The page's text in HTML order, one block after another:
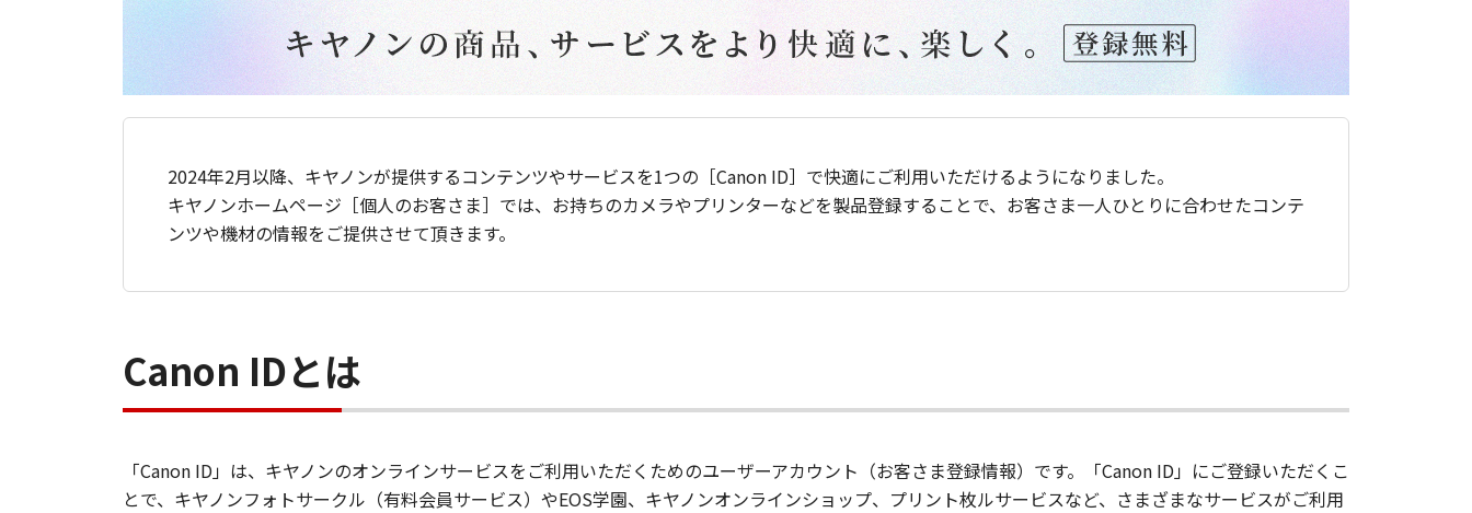
2024年2月以降、キヤノンが提供するコンテンツやサービスを1つの［Canon ID］で快適にご利用いただけるようになりました。
キヤノンホームページ［個人のお客さま］では、お持ちのカメラやプリンターなどを製品登録することで、お客さま一人ひとりに合わせたコンテ
ンツや機材の情報をご提供させて頂きます。
Canon IDとは
「Canon ID」は、キヤノンのオンラインサービスをご利用いただくためのユーザーアカウント（お客さま登録情報）です。「Canon ID」にご登録いただくこ
とで、キヤノンフォトサークル（有料会員サービス）やEOS学園、キヤノンオンラインショップ、プリント枚ルサービスなど、さまざまなサービスがご利用